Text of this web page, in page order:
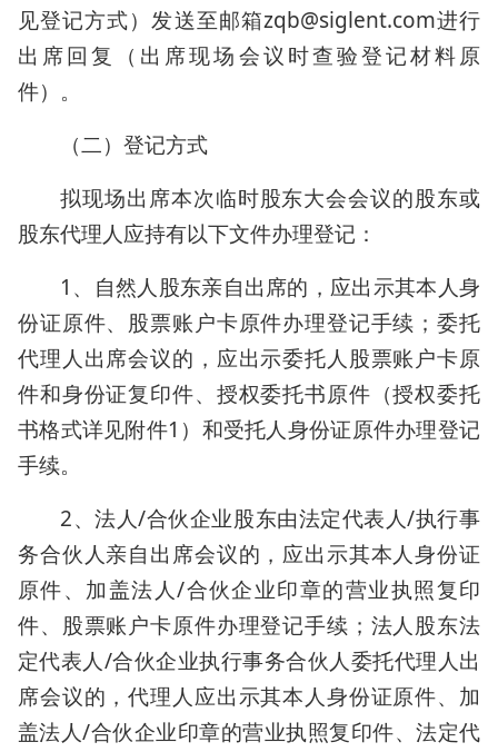
见登记方式）发送至邮箱zqb@siglent.com进行
出席回复（出席现场会议时查验登记材料原
件）。
（二）登记方式
拟现场出席本次临时股东大会会议的股东或
股东代理人应持有以下文件办理登记：
1、自然人股东亲自出席的，应出示其本人身
份证原件、股票账户卡原件办理登记手续；委托
代理人出席会议的，应出示委托人股票账户卡原
件和身份证复印件、授权委托书原件（授权委托
书格式详见附件1）和受托人身份证原件办理登记
手续。
2、法人/合伙企业股东由法定代表人/执行事
务合伙人亲自出席会议的，应出示其本人身份证
原件、加盖法人/合伙企业印章的营业执照复印
件、股票账户卡原件办理登记手续；法人股东法
定代表人/合伙企业执行事务合伙人委托代理人出
席会议的，代理人应出示其本人身份证原件、加
盖法人/合伙企业印章的营业执照复印件、法定代